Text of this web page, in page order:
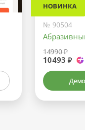
НОВИНКА
№ 90504
14990 ₽
10493 ₽